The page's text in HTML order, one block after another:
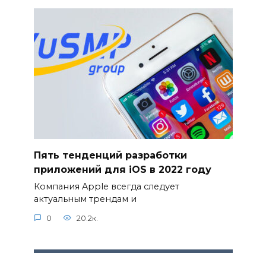
Пять тенденций разработки
приложений для iOS в 2022 году
Компания Apple всегда следует
актуальным трендам и
0 20.2к.